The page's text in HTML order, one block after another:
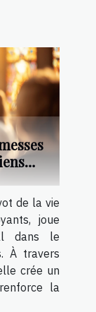
de la vie
joue
dans le
À travers
crée un
la